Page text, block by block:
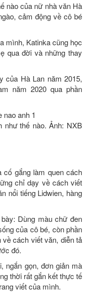
nào của nữ nhà văn Hà
cảm động về cô bé
mình, Katinka cũng học
qua đời và những thay
của Hà Lan năm 2015,
năm 2020 qua phần
nao anh 1
như thế nào. Ảnh: NXB
cố gắng làm quen cách
chỉ dạy về cách viết
nổi tiếng Lidwien, hàng
Dùng màu chữ đen
của cô bé, còn phần
cách viết văn, diễn tả
đó.
ngắn gọn, đơn giản mà
thời rất gắn kết thực tế
viết của mình.